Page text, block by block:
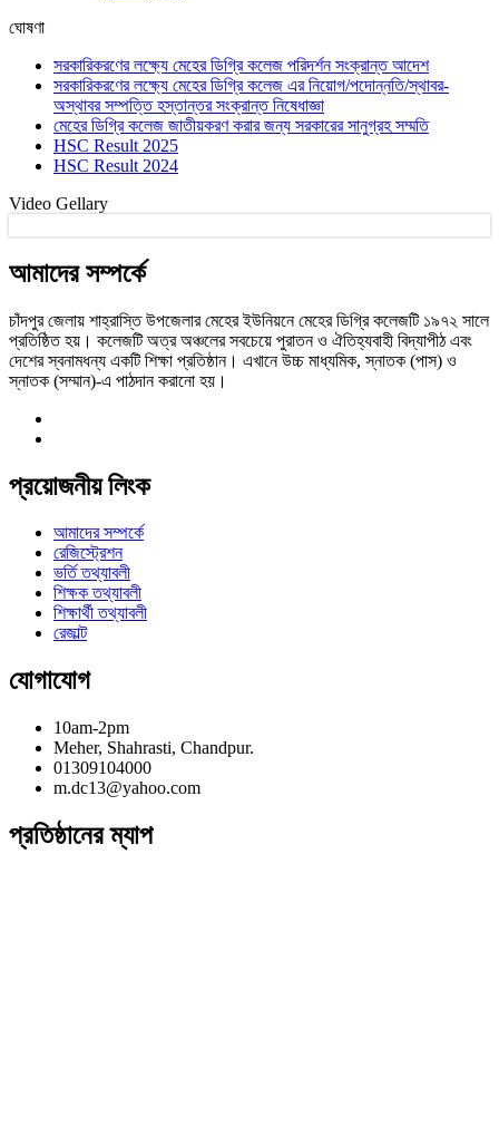
ঘোষণা
সরকারিকরণের লক্ষ্যে মেহের ডিগ্রি কলেজ পরিদর্শন সংক্রান্ত আদেশ
সরকারিকরণের লক্ষ্যে মেহের ডিগ্রি কলেজ এর নিয়োগ/পদোন্নতি/স্থাবর-
অস্থাবর সম্পত্তি হস্তান্তর সংক্রান্ত নিষেধাজ্ঞা
মেহের ডিগ্রি কলেজ জাতীয়করণ করার জন্য সরকারের সানুগ্রহ সম্মতি
HSC Result 2025
HSC Result 2024
Video Gellary
আমাদের সম্পর্কে
চাঁদপুর জেলায় শাহ্‌রাস্তি উপজেলার মেহের ইউনিয়নে মেহের ডিগ্রি কলেজটি ১৯৭২ সালে
প্রতিষ্ঠিত হয়। কলেজটি অত্র অঞ্চলের সবচেয়ে পুরাতন ও ঐতিহ্যবাহী বিদ্যাপীঠ এবং
দেশের স্বনামধন্য একটি শিক্ষা প্রতিষ্ঠান। এখানে উচ্চ মাধ্যমিক, স্নাতক (পাস) ও
স্নাতক (সম্মান)-এ পাঠদান করানো হয়।
প্রয়োজনীয় লিংক
আমাদের সম্পর্কে
রেজিস্ট্রেশন
ভর্তি তথ্যাবলী
শিক্ষক তথ্যাবলী
শিক্ষার্থী তথ্যাবলী
রেজাল্ট
যোগাযোগ
10am-2pm
Meher, Shahrasti, Chandpur.
01309104000
m.dc13@yahoo.com
প্রতিষ্ঠানের ম্যাপ